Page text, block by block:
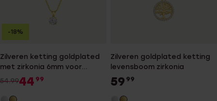
Zilveren ketting goldplated
met zirkonia 6mm voor
dames
54.9944 99
-18%
Zilveren goldplated ketting
levensboom zirkonia
59 99